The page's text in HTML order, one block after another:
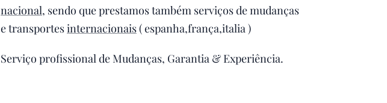
nacional, sendo que prestamos também serviços de mudanças
e transportesinternacionais( espanha,frança,italia )
Serviço profissional de Mudanças, Garantia & Experiência.